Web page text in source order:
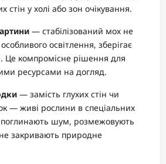
стін у холі або зон очікування.
— стабілізований мох не
освітлення, зберігає
Це компромісне рішення для
ресурсами на догляд.
— замість глухих стін чи
— живі рослини в спеціальних
поглинають шум, розмежовують
закривають природне